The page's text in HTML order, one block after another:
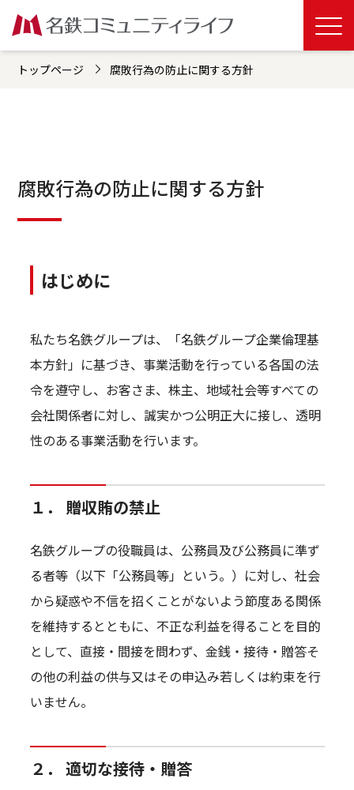
トップページ 腐敗行為の防止に関する方針
腐敗行為の防止に関する方針
はじめに
私たち名鉄グループは、「名鉄グループ企業倫理基
本方針」に基づき、事業活動を行っている各国の法
令を遵守し、お客さま、株主、地域社会等すべての
会社関係者に対し、誠実かつ公明正大に接し、透明
性のある事業活動を行います。
１． 贈収賄の禁止
名鉄グループの役職員は、公務員及び公務員に準ず
る者等（以下「公務員等」という。）に対し、社会
から疑惑や不信を招くことがないよう節度ある関係
を維持するとともに、不正な利益を得ることを目的
として、直接・間接を問わず、金銭・接待・贈答そ
の他の利益の供与又はその申込み若しくは約束を行
いません。
２． 適切な接待・贈答